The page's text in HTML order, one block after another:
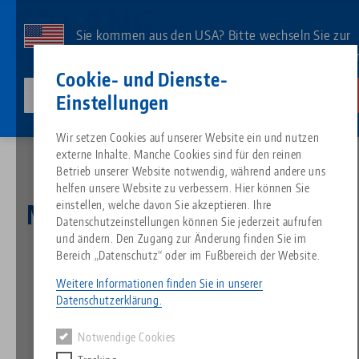
Cookie- und Dienste-
Einstellungen
Wir setzen Cookies auf unserer Website ein und nutzen
externe Inhalte. Manche Cookies sind für den reinen
Betrieb unserer Website notwendig, während andere uns
helfen unsere Website zu verbessern. Hier können Sie
einstellen, welche davon Sie akzeptieren. Ihre
Datenschutzeinstellungen können Sie jederzeit aufrufen
und ändern. Den Zugang zur Änderung finden Sie im
Bereich „Datenschutz“ oder im Fußbereich der Website.
Weitere Informationen finden Sie in unserer
Datenschutzerklärung.
Notwendige Cookies
Inhalt
Sie kommen aus den USA? Bitte wechseln Sie zur
US-Website, um landesspezifischen Inhalt zu
lang-technik-usa.com
Alles aus einer Hand
Nullpunktspanntechnik
Werkstückspanntechnik
Suche nach
Suche nach
Produktübersicht
Über LANG
Philosophie
Innovationen
Downloads
FAQ
Katalog anfordern
Blog
News
Messen
Passende Produkte
Es tut uns leid. Wir konnten keine Ergebnisse finden.
Zur Produktübersicht
Search
Downloads
Breadcrumb
Mehr als 80.000 € für BILD
hilft e.V. „Ein Herz für
Kinder“
Zurück zur Übersicht